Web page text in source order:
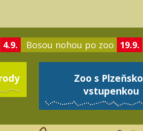
4.9. Bosou nohou po zoo 19.9.
Zoo s
vstupenkou